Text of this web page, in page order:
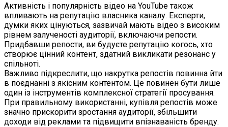
Активність і популярність відео на YouTube також
впливають на репутацію власника каналу. Експерти,
думки яких цінуються, зазвичай мають відео з високим
рівнем залученості аудиторії, включаючи репости.
Придбавши репости, ви будуєте репутацію когось, хто
створює цінний контент, здатний викликати резонанс у
спільноті.
Важливо підкреслити, що накрутка репостів повинна йти
в поєднанні з якісним контентом. Це повинен бути лише
один із інструментів комплексної стратегії просування.
При правильному використанні, купівля репостів може
значно прискорити зростання аудиторії, збільшити
доходи від реклами та підвищити впізнаваність бренду.